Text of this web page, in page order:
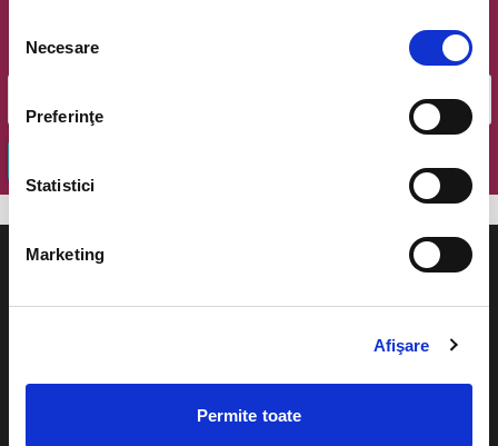
consimțământului
Necesare
Preferinţe
Statistici
Marketing
Afişare
Permite toate
Email
Cum comand bilete?